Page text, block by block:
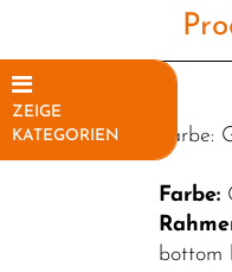
ZEIGE
KATEGORIEN
Elektrofahrräder
Farbe:
bottom